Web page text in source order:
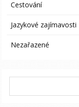
Cestování
Jazykové zajímavosti
Nezařazené